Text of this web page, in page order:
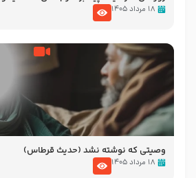
نوانمایش حرامیان در احرام – 1389
۱۸ مرداد ۱۴۰۵
وصیتی که نوشته نشد (حدیث قرطاس)
۱۸ مرداد ۱۴۰۵